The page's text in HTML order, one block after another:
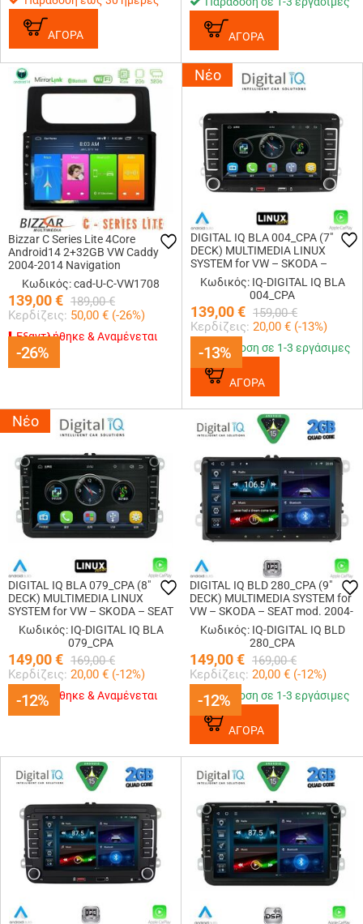
ΑΓΟΡΑ ΑΓΟΡΑ
-26%
Bizzar C Series Lite 4Core
Android14 2+32GB VW Caddy
2004-2014 Navigation
Multimedia Tablet 10
Κωδικός: cad-U-C-VW1708
139,00€ 189,00 €
Κερδίζεις: 50,00 € (-26%)
-26%
Εξαντλήθηκε & Αναμένεται
Νέο
-13%
DIGITAL IQ BLA 004_CPA (7"
DECK) MULTIMEDIA LINUX
SYSTEM for VW – SKODA –
SEAT mod. 2004-2014
Κωδικός: IQ-DIGITAL IQ BLA
004_CPA
139,00€ 159,00 €
Κερδίζεις: 20,00 € (-13%)
-13%
Παράδοση σε 1-3 εργάσιμες
ΑΓΟΡΑ
Νέο
-12%
DIGITAL IQ BLA 079_CPA (8"
DECK) MULTIMEDIA LINUX
SYSTEM for VW – SKODA – SEAT
mod. 2004-2014
Κωδικός: IQ-DIGITAL IQ BLA
079_CPA
149,00€ 169,00 €
Κερδίζεις: 20,00 € (-12%)
-12%
Εξαντλήθηκε & Αναμένεται -12%
DIGITAL IQ BLD 280_CPA (9"
DECK) MULTIMEDIA SYSTEM for
VW – SKODA – SEAT mod. 2004-
2014Κωδικός: IQ-DIGITAL IQ BLD
280_CPA
149,00€ 169,00 €
Κερδίζεις: 20,00 € (-12%)
-12%
Παράδοση σε 1-3 εργάσιμες
ΑΓΟΡΑ